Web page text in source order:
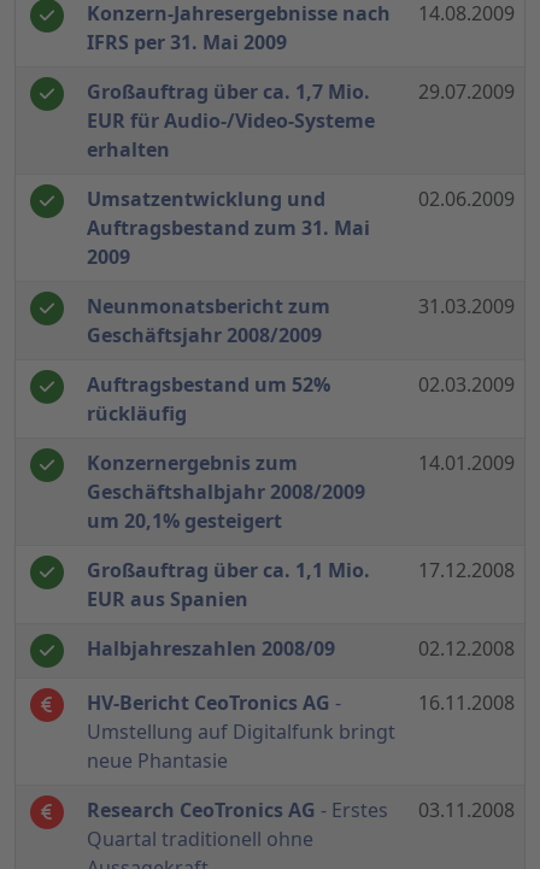
Konzern-Jahresergebnisse nach
IFRS per 31. Mai 2009
14.08.2009
Großauftrag über ca. 1,7 Mio.
EUR für Audio-/Video-Systeme
erhalten
29.07.2009
Umsatzentwicklung und
Auftragsbestand zum 31. Mai
2009
02.06.2009
Neunmonatsbericht zum
Geschäftsjahr 2008/2009
31.03.2009
Auftragsbestand um 52%
rückläufig
02.03.2009
Konzernergebnis zum
Geschäftshalbjahr 2008/2009
um 20,1% gesteigert
14.01.2009
Großauftrag über ca. 1,1 Mio.
EUR aus Spanien
17.12.2008
Halbjahreszahlen 2008/09 02.12.2008
HV-Bericht CeoTronics AG -
Umstellung auf Digitalfunk bringt
neue Phantasie
16.11.2008
Research CeoTronics AG - Erstes
Quartal traditionell ohne
03.11.2008